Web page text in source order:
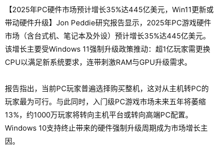
【2025年PC硬件市场预计增长35%达445亿美元，Win11更新或
带动硬件升级】Jon Peddie研究报告显示，2025年PC游戏硬件
市场（含台式机、笔记本及外设）预计增长35%达445亿美元。
该增长主要受Windows 11强制升级政策推动：超1亿玩家需更换
CPU以满足新系统要求，连带刺激RAM与GPU升级需求。
报告指出，当前PC玩家普遍选择购买整机，这对从主机转PC的
玩家最为可行。与此同时，入门级PC游戏市场未来五年将萎缩
13%，约1000万玩家将转向主机平台或转向高端PC配置。
Windows 10支持终止带来的硬件强制升级周期成为市场增长主
因。